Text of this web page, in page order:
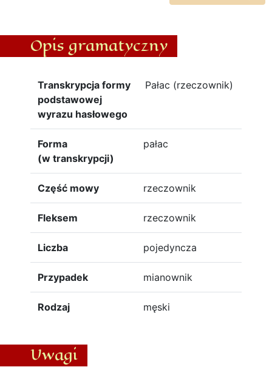
Opis gramatyczny
Transkrypcja formy
podstawowej
wyrazu hasłowego
Pałac (rzeczownik)
Forma
(w transkrypcji)
pałac
Część mowy rzeczownik
Fleksem rzeczownik
Liczba pojedyncza
Przypadek mianownik
Rodzaj męski
Uwagi